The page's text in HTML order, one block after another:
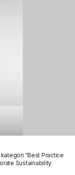
“Best Practice
Sustainability